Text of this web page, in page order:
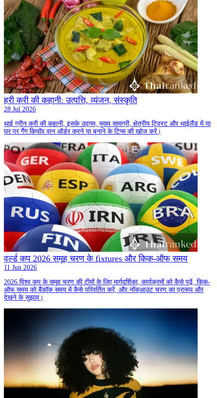
हरी करी की कहानी: उत्पत्ति, व्यंजन, संस्कृति
28 Jul 2026
थाई ग्रीन करी की कहानी, इसके उद्गम, मुख्य सामग्री, क्षेत्रीय ट्विस्ट और थाईलैंड में या
घर पर गैंग कियॉव वान ऑर्डर करने या बनाने के टिप्स की खोज करें।
वर्ल्ड कप 2026 समूह चरण के fixtures और किक-ऑफ समय
11 Jun 2026
2026 विश्व कप के समूह चरण की टीमों के लिए मार्गदर्शिका, कार्यक्रमों को कैसे पढ़ें, किक-
ऑफ समय को बैंकॉक समय में कैसे परिवर्तित करें, और नॉकआउट चरण का प्रारूप और
देखने के सुझाव।